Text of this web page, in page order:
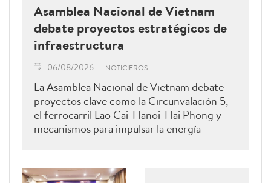
Asamblea Nacional de Vietnam
debate proyectos estratégicos de
infraestructura
06/08/2026 NOTICIEROS
La Asamblea Nacional de Vietnam debate
proyectos clave como la Circunvalación 5,
el ferrocarril Lao Cai-Hanoi-Hai Phong y
mecanismos para impulsar la energía